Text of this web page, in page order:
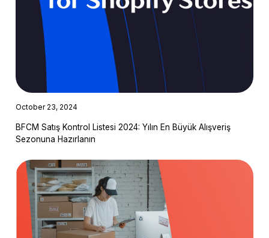
October 23, 2024
BFCM Satış Kontrol Listesi 2024: Yılın En Büyük Alışveriş
Sezonuna Hazırlanın